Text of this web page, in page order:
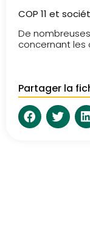
COP 11 et
De
concernant les
Partager la